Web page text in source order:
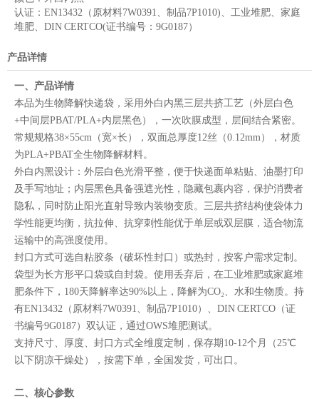
认证： EN13432（原材料7W0391、制品7P1010)、工业堆肥、家庭
堆肥、DIN CERTCO(证书编号：9G0187）
产品详情
一、产品详情
本品为生物降解快递袋，采用外白内黑三层共挤工艺（外层白色
+中间层PBAT/PLA+内层黑色），一次吹膜成型，层间结合紧密。
常规规格38×55cm（宽×长），双面总厚度12丝（0.12mm），材质
为PLA+PBAT全生物降解材料。
外白内黑设计：外层白色光滑平整，便于快递面单粘贴、油墨打印
及手写地址；内层黑色具备强遮光性，隐藏包裹内容，保护消费者
隐私，同时防止阳光直射导致内装物变质。三层共挤结构使袋体力
学性能更均衡，抗拉伸、抗穿刺性能优于单层或双层膜，适合物流
运输中的高强度使用。
封口方式可选自粘胶条（破坏性封口）或热封，按客户需求定制。
袋型为长方形平口袋或自封袋。使用丢弃后，在工业堆肥或家庭堆
肥条件下，180天降解率达90%以上，降解为CO₂、水和生物质。持
有EN13432（原材料7W0391、制品7P1010）、DIN CERTCO（证
书编号9G0187）双认证，通过OWS堆肥测试。
支持尺寸、厚度、封口方式全维度定制，保存期10-12个月（25℃
以下阴凉干燥处），按需下单，全国发货，可出口。
二、核心参数